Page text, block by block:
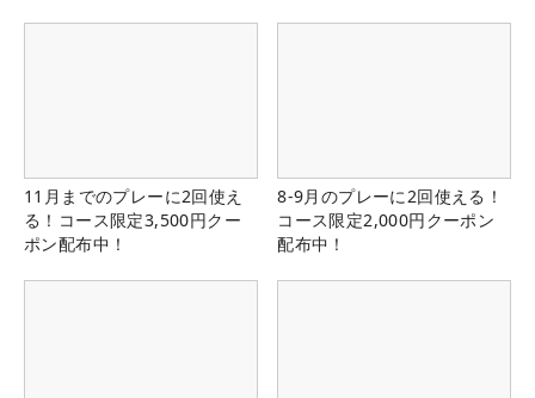
11月までのプレーに2回使え
る！コース限定3,500円クー
ポン配布中！
8-9月のプレーに2回使える！
コース限定2,000円クーポン
配布中！